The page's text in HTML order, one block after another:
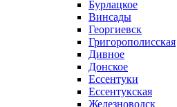
Бурлацкое
Винсады
Георгиевск
Григорополисская
Дивное
Донское
Ессентуки
Ессентукская
Железноводск